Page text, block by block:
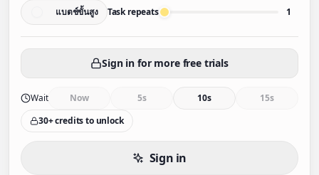
แบตช์ขั้นสูง Task repeats 1
Sign in for more free trials
Wait Now 5s 10s
15s
30+ credits to unlock
Sign in